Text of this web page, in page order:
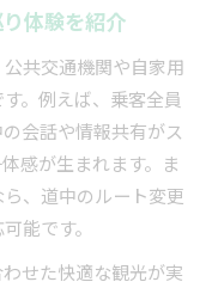
体験を紹介
共交通機関や自家用
。例えば、乗客全員
会話や情報共有がス
感が生まれます。ま
、道中のルート変更
能です。
せた快適な観光が実